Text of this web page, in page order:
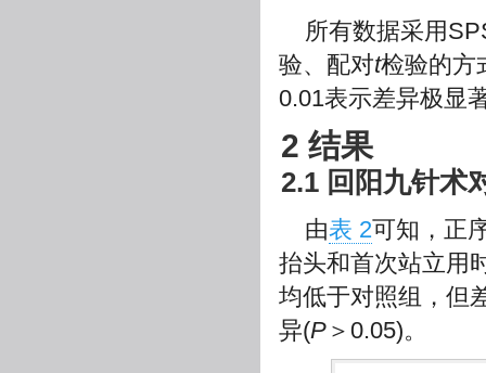
所有数据采用
验、配对t检验的方
0.01表示差异极显
2 结果
2.1 回阳九针术
由表 2可知，正
抬头和首次站立用
均低于对照组，但
异(P ＞0.05)。